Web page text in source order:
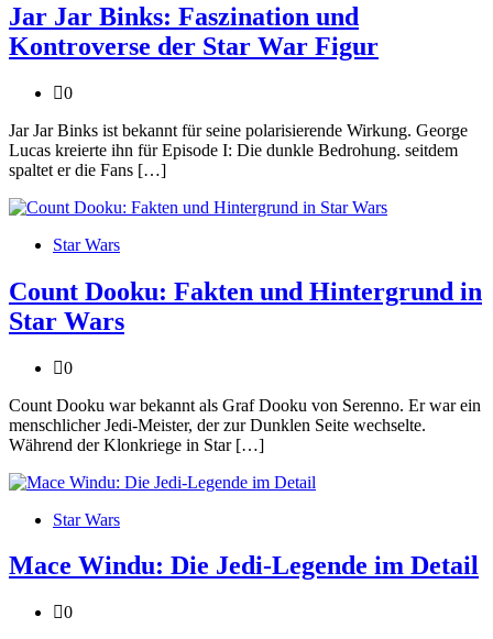
Jar Jar Binks: Faszination und
Kontroverse der Star War Figur
0
Jar Jar Binks ist bekannt für seine polarisierende Wirkung. George
Lucas kreierte ihn für Episode I: Die dunkle Bedrohung. seitdem
spaltet er die Fans […]
Star Wars
Count Dooku: Fakten und Hintergrund in
Star Wars
0
Count Dooku war bekannt als Graf Dooku von Serenno. Er war ein
menschlicher Jedi-Meister, der zur Dunklen Seite wechselte.
Während der Klonkriege in Star […]
Star Wars
Mace Windu: Die Jedi-Legende im Detail
0